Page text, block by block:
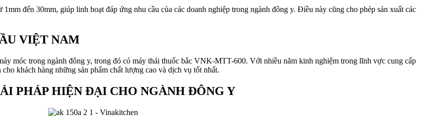
đến 30mm, giúp linh hoạt đáp ứng nhu cầu của các doanh nghiệp trong ngành đông y. Điều này cũng cho phép sản xuất các
VIỆT NAM
móc trong ngành đông y, trong đó có máy thái thuốc bắc VNK-MTT-600. Với nhiều năm kinh nghiệm trong lĩnh vực cung cấp
khách hàng những sản phẩm chất lượng cao và dịch vụ tốt nhất.
PHÁP HIỆN ĐẠI CHO NGÀNH ĐÔNG Y